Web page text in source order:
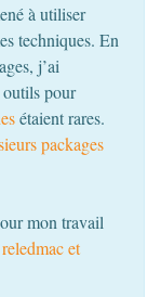
à utiliser
techniques. En
j’ai
outils pour
étaient rares.
packages
mon travail
reledmac et